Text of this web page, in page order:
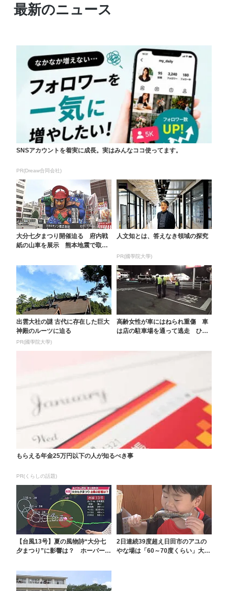
最新のニュース
SNSアカウントを着実に成長。実はみんなココ使ってます。
PR(Dreaw合同会社)
大分七夕まつり開催迫る 府内戦
紙の山車を展示 熊本地震で取り
人文知とは、答えなき領域の探究
PR(國學院大學)
出雲大社の謎 古代に存在した巨大
神殿のルーツに迫る
PR(國學院大學)
高齢女性が車にはねられ重傷 車
は店の駐車場を通って逃走 ひき
もらえる年金25万円以下の人が知るべき事
PR(くらしの話題)
【台風13号】夏の風物詩“大分七
夕まつり”に影響は？ ホーバーク
2日連続39度超え日田市のアユの
やな場は「60～70度くらい」大分